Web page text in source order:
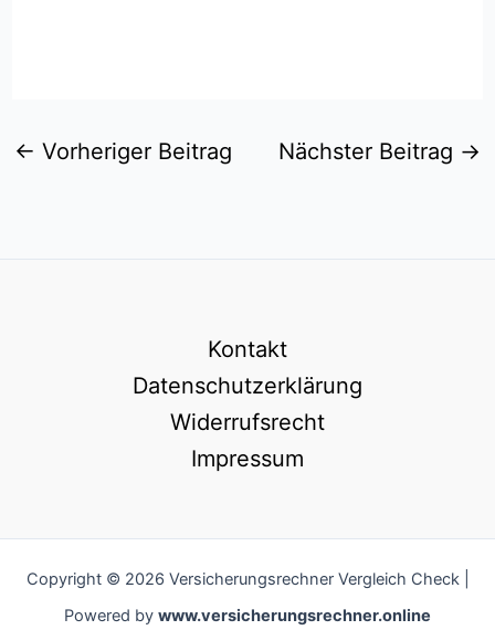
← Vorheriger Beitrag Nächster Beitrag →
Kontakt
Datenschutzerklärung
Widerrufsrecht
Impressum
Copyright © 2026 Versicherungsrechner Vergleich Check |
Powered by www.versicherungsrechner.online